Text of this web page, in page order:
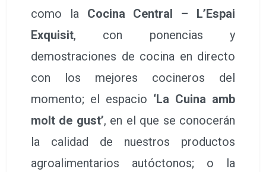
como la Cocina Central – L’Espai
Exquisit, con ponencias y
demostraciones de cocina en directo
con los mejores cocineros del
momento; el espacio ‘La Cuina amb
molt de gust’, en el que se conocerán
la calidad de nuestros productos
agroalimentarios autóctonos; o la